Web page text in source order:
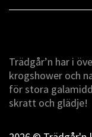
Trädgår’n har i
krogshower och
för stora
skratt och glädje!